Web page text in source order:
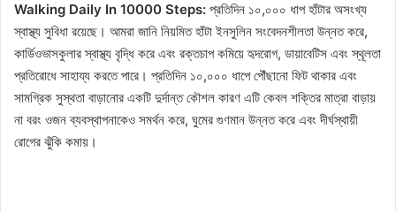
Walking Daily In 10000 Steps: প্রতিদিন ১০,০০০ ধাপ হাঁটার অসংখ্য
স্বাস্থ্য সুবিধা রয়েছে। আমরা জানি নিয়মিত হাঁটা ইনসুলিন সংবেদনশীলতা উন্নত করে,
কার্ডিওভাসকুলার স্বাস্থ্য বৃদ্ধি করে এবং রক্তচাপ কমিয়ে হৃদরোগ, ডায়াবেটিস এবং স্থূলতা
প্রতিরোধে সাহায্য করতে পারে। প্রতিদিন ১০,০০০ ধাপে পৌঁছানো ফিট থাকার এবং
সামগ্রিক সুস্থতা বাড়ানোর একটি দুর্দান্ত কৌশল কারণ এটি কেবল শক্তির মাত্রা বাড়ায়
না বরং ওজন ব্যবস্থাপনাকেও সমর্থন করে, ঘুমের গুণমান উন্নত করে এবং দীর্ঘস্থায়ী
রোগের ঝুঁকি কমায়।